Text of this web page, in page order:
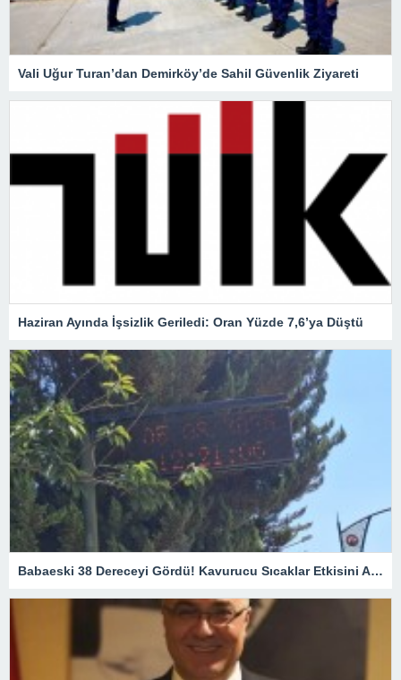
Vali Uğur Turan’dan Demirköy’de Sahil Güvenlik Ziyareti
Haziran Ayında İşsizlik Geriledi: Oran Yüzde 7,6’ya Düştü
Babaeski 38 Dereceyi Gördü! Kavurucu Sıcaklar Etkisini Artırıyor